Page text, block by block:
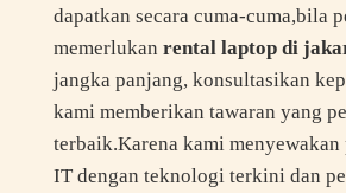
dapatkan secara cuma-cuma,bila
memerlukan rental laptop di
jangka panjang, konsultasikan
kami memberikan tawaran yang
terbaik.Karena kami menyewakan
IT dengan teknologi terkini dan